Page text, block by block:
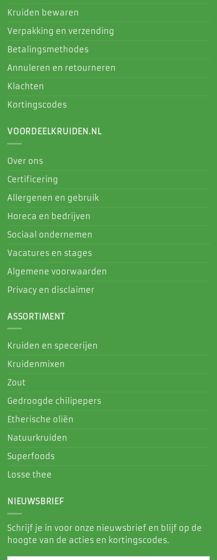
Kruiden bewaren
Verpakking en verzending
Betalingsmethodes
Annuleren en retourneren
Klachten
Kortingscodes
VOORDEELKRUIDEN.NL
Over ons
Certificering
Allergenen en gebruik
Horeca en bedrijven
Sociaal ondernemen
Vacatures en stages
Algemene voorwaarden
Privacy en disclaimer
ASSORTIMENT
Kruiden en specerijen
Kruidenmixen
Zout
Gedroogde chilipepers
Etherische oliën
Natuurkruiden
Superfoods
Losse thee
NIEUWSBRIEF
Schrijf je in voor onze nieuwsbrief en blijf op de
hoogte van de acties en kortingscodes.